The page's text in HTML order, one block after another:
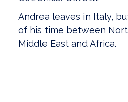
Andrea leaves in Italy,
of his time between
Middle East and Africa.